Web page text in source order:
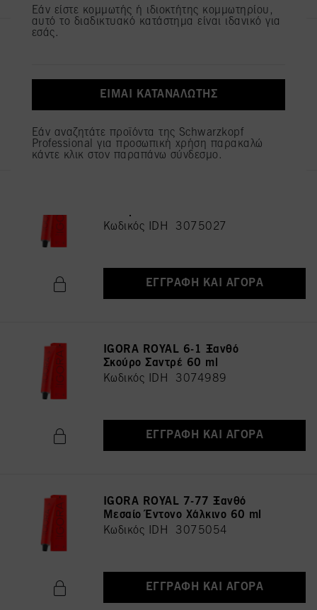
ΕΓΓΡΑΦΉ ΚΑΙ ΑΓΟΡΆ
Κωδικός IDH 3075027
ΕΓΓΡΑΦΉ ΚΑΙ ΑΓΟΡΆ
IGORA ROYAL 6-1 Ξανθό
Σκούρο Σαντρέ 60 ml
Κωδικός IDH 3074989
ΕΓΓΡΑΦΉ ΚΑΙ ΑΓΟΡΆ
IGORA ROYAL 7-77 Ξανθό
Μεσαίο Έντονο Χάλκινο 60 ml
Κωδικός IDH 3075054
ΕΓΓΡΑΦΉ ΚΑΙ ΑΓΟΡΆ
Εάν είστε κομμωτής ή ιδιοκτήτης κομμωτηρίου,
αυτό το διαδικτυακό κατάστημα είναι ιδανικό για
εσάς.
ΕΊΜΑΙ ΚΑΤΑΝΑΛΩΤΉΣ
Εάν αναζητάτε προϊόντα της Schwarzkopf
Professional για προσωπική χρήση παρακαλώ
κάντε κλικ στον παραπάνω σύνδεσμο.